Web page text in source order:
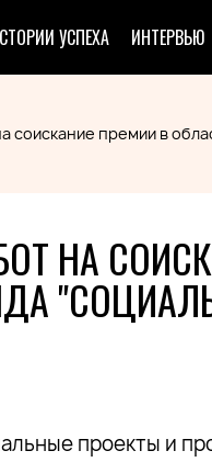
УСПЕХА ИНТЕРВЬЮ
соискание премии в
НА
проекты и